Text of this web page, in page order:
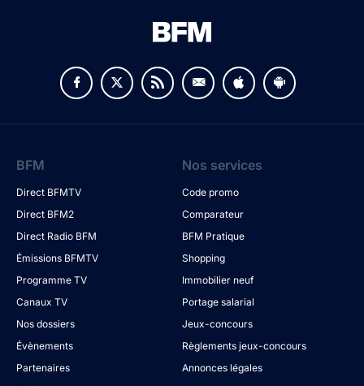
BFM
Direct BFMTV
Direct BFM2
Direct Radio BFM
Émissions BFMTV
Programme TV
Canaux TV
Nos dossiers
Évènements
Partenaires
Nos services
Code promo
Comparateur
BFM Pratique
Shopping
Immobilier neuf
Portage salarial
Jeux-concours
Règlements jeux-concours
Annonces légales